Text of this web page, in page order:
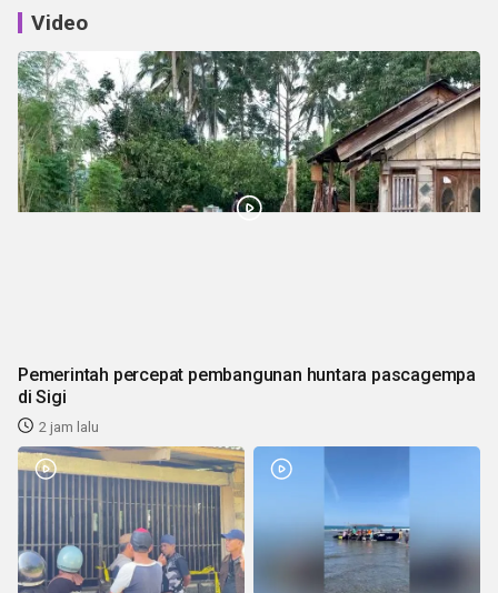
Video
Pemerintah percepat pembangunan huntara pascagempa
di Sigi
2 jam lalu